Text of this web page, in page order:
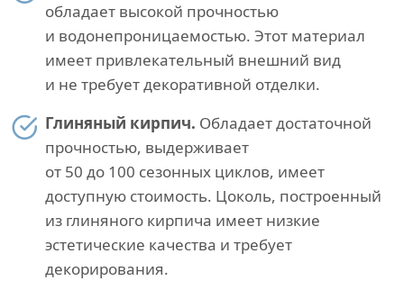
обладает высокой прочностью
и водонепроницаемостью. Этот материал
имеет привлекательный внешний вид
и не требует декоративной отделки.
Глиняный кирпич. Обладает достаточной
прочностью, выдерживает
от 50 до 100 сезонных циклов, имеет
доступную стоимость. Цоколь, построенный
из глиняного кирпича имеет низкие
эстетические качества и требует
декорирования.